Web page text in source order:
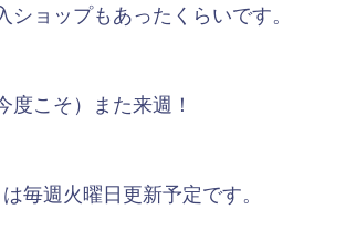
ョップもあったくらいです。
度こそ）また来週！
毎週火曜日更新予定です。